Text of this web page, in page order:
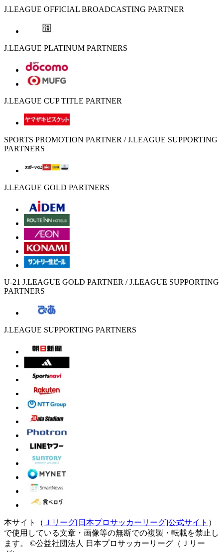
J.LEAGUE OFFICIAL BROADCASTING PARTNER
J.LEAGUE PLATINUM PARTNERS
J.LEAGUE CUP TITLE PARTNER
SPORTS PROMOTION PARTNER / J.LEAGUE SUPPORTING
PARTNERS
J.LEAGUE GOLD PARTNERS
U-21 J.LEAGUE GOLD PARTNER / J.LEAGUE SUPPORTING
PARTNERS
J.LEAGUE SUPPORTING PARTNERS
本サイト（ Ｊリーグ[日本プロサッカーリーグ]公式サイト ）
で使用している文章・画像等の無断での複製・転載を禁止し
ます。
©公益社団法人 日本プロサッカーリーグ（Ｊリー